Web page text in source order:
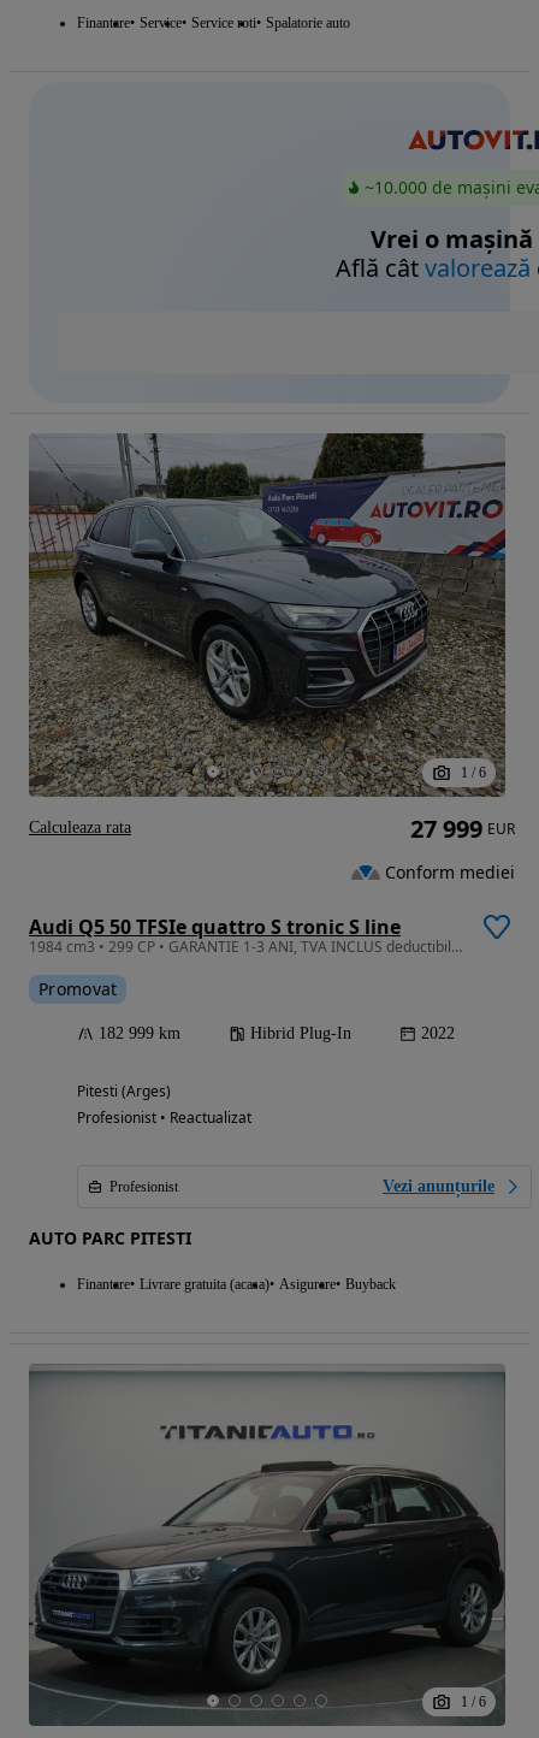
Finantare Service Service roti Spalatorie auto
~10.000 de mașini
Vrei o mașină
Află câtvalorează
1 / 6
Audi Q5 50 TFSIe quattro S tronic S line
1984 cm3 • 299 CP • GARANTIE 1-3 ANI, TVA INCLUS deductibil S-Line 299 CP quattro cockpit
Promovat
182 999 km Hibrid Plug-In 2022
Pitesti (Arges)
Profesionist • Reactualizat
Profesionist Vezi anunțurile
AUTO PARC PITESTI
Finantare Livrare gratuita (acasa) Asigurare Buyback
27 999 EUR
Conform mediei
Calculeaza rata
1 / 6